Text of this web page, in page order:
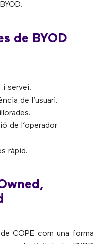
de BYOD
i servei.
de l’usuari.
de l’operador
ràpid.
COPE com una forma